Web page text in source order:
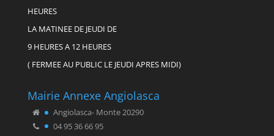
HEURES
LA MATINEE DE JEUDI DE
9 HEURES A 12 HEURES
( FERMEE AU PUBLIC LE JEUDI APRES MIDI)
Mairie Annexe Angiolasca
Angiolasca- Monte 20290
04 95 36 66 95